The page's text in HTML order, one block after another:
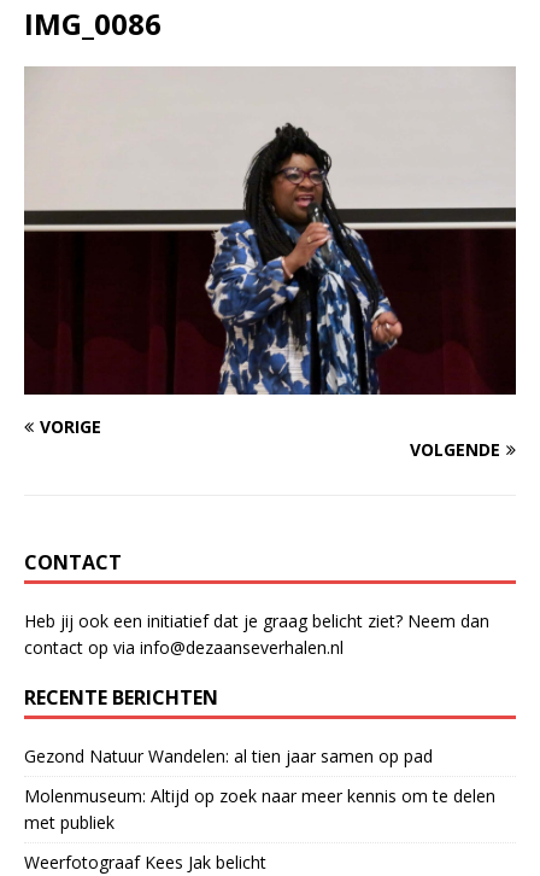
IMG_0086
VORIGE
VOLGENDE
CONTACT
Heb jij ook een initiatief dat je graag belicht ziet? Neem dan
contact op via info@dezaanseverhalen.nl
RECENTE BERICHTEN
Gezond Natuur Wandelen: al tien jaar samen op pad
Molenmuseum: Altijd op zoek naar meer kennis om te delen
met publiek
Weerfotograaf Kees Jak belicht